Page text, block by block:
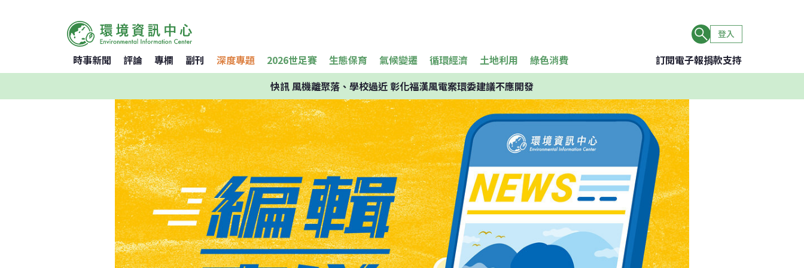
登入
時事新聞 評論 專欄 副刊 深度專題 2026世足賽 生態保育 氣候變遷 循環經濟 土地利用 綠色消費 訂閱電子報捐款支持
快訊風機離聚落、學校過近 彰化福漢風電案環委建議不應開發